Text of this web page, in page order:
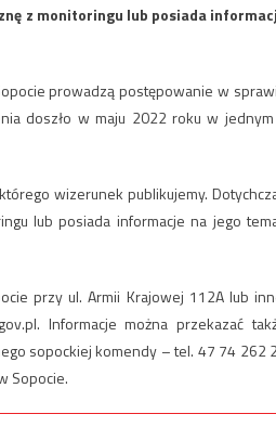
z monitoringu lub posiada
prowadzą postępowanie w
doszło w maju 2022 roku w
wizerunek publikujemy.
lub posiada informacje na jego
przy ul. Armii Krajowej 112A lub
. Informacje można przekazać
sopockiej komendy – tel. 47 74 262
Sopocie.